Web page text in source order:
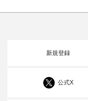
新規登録
公式X